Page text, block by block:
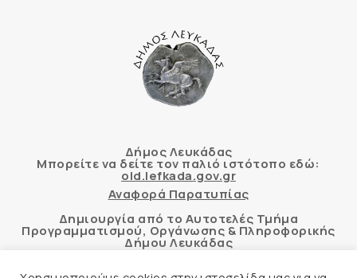
Δήμος Λευκάδας
Μπορείτε να δείτε τον παλιό ιστότοπο εδώ:
old.lefkada.gov.gr
Αναφορά Παρατυπίας
Δημιουργία από το Αυτοτελές Τμήμα
Προγραμματισμού, Οργάνωσης & Πληροφορικής
Δήμου Λευκάδας